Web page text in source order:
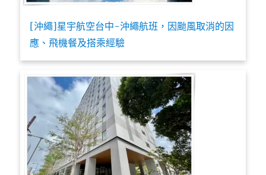
[沖繩]星宇航空台中-沖繩航班，因颱風取消的因
應、飛機餐及搭乘經驗